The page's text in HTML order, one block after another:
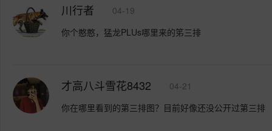
川行者
04-19
你个憨憨，猛龙PLUs哪里来的笫三排
才高八斗雪花8432
04-21
你在哪里看到的第三排图？目前好像还没公开过第三排